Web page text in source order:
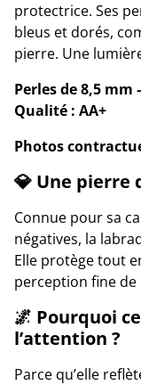
protectrice. Ses
bleus et dorés,
pierre. Une
Perles de 8,5 mm
Qualité : AA+
Photos
💎 Une pierre
Connue pour sa
négatives, la
Elle protège tout
perception fine de
🌌 Pourquoi
l’attention ?
Parce qu’elle